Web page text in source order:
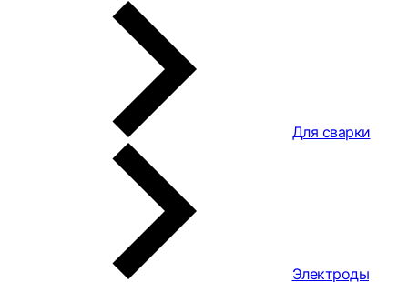
Для сварки
Электроды